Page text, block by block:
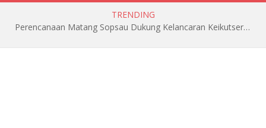
TRENDING
Perencanaan Matang Sopsau Dukung Kelancaran Keikutsertaan TNI AU di Pitch Black 2026